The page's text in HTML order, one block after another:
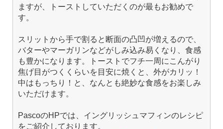
ますが、トーストしていただくのが最もお勧めで
す。
スリットから手で割ると断面の凸凹が増えるので、
バターやマーガリンなどがしみ込み易くなり、食感
も豊かになります。トーストでフチ一周にこんがり
焦げ目がつくくらいを目安に焼くと、外がカリッ！
中はもっちり！と、なんとも絶妙な食感をお楽しみ
いただけます。
PascoのHPでは、イングリッシュマフィンのレシピ
をご紹介しております。